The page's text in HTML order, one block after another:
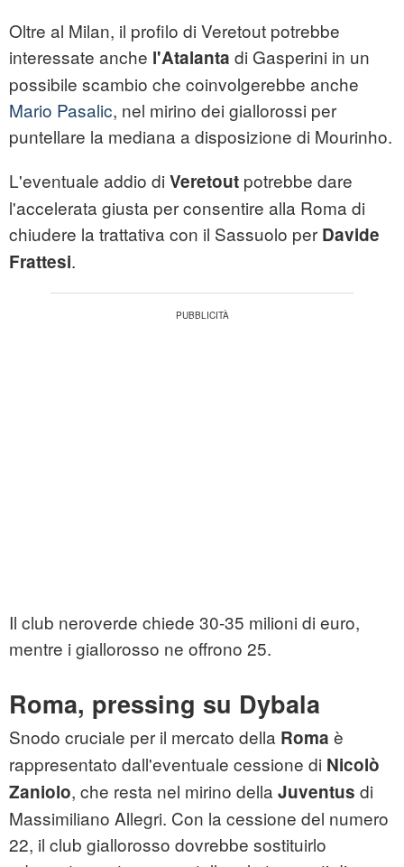
Oltre al Milan, il profilo di Veretout potrebbe
interessate anche l'Atalanta di Gasperini in un
possibile scambio che coinvolgerebbe anche
Mario Pasalic, nel mirino dei giallorossi per
puntellare la mediana a disposizione di Mourinho.
L'eventuale addio di Veretout potrebbe dare
l'accelerata giusta per consentire alla Roma di
chiudere la trattativa con il Sassuolo per Davide
Frattesi.
Il club neroverde chiede 30-35 milioni di euro,
mentre i giallorosso ne offrono 25.
Roma, pressing su Dybala
Snodo cruciale per il mercato della Roma è
rappresentato dall'eventuale cessione di Nicolò
Zaniolo, che resta nel mirino della Juventus di
Massimiliano Allegri. Con la cessione del numero
22, il club giallorosso dovrebbe sostituirlo